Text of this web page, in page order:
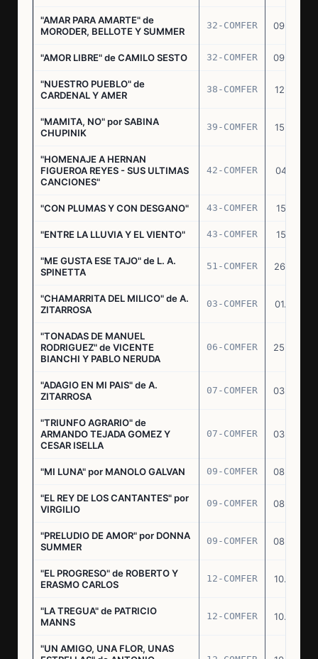
"AMAR PARA AMARTE" de
MORODER, BELLOTE Y SUMMER
32-COMFER 09.09.76
"AMOR LIBRE" de CAMILO SESTO 32-COMFER 09.09.76
"NUESTRO PUEBLO" de
CARDENAL Y AMER
38-COMFER 12.10.76
"MAMITA, NO" por SABINA
CHUPINIK
39-COMFER 15.10.76
"HOMENAJE A HERNAN
FIGUEROA REYES - SUS ULTIMAS
CANCIONES"
42-COMFER 04.11.76
"CON PLUMAS Y CON DESGANO" 43-COMFER 15.11.76
"ENTRE LA LLUVIA Y EL VIENTO" 43-COMFER 15.11.76
"ME GUSTA ESE TAJO" de L. A.
SPINETTA
51-COMFER 26.12.76
"CHAMARRITA DEL MILICO" de A.
ZITARROSA
03-COMFER 01.02.77
"TONADAS DE MANUEL
RODRIGUEZ" de VICENTE
BIANCHI Y PABLO NERUDA
06-COMFER 25.02.77
"ADAGIO EN MI PAIS" de A.
ZITARROSA
07-COMFER 03.03.77
"TRIUNFO AGRARIO" de
ARMANDO TEJADA GOMEZ Y
CESAR ISELLA
07-COMFER 03.03.77
"MI LUNA" por MANOLO GALVAN 09-COMFER 08.03.77
"EL REY DE LOS CANTANTES" por
VIRGILIO
09-COMFER 08.03.77
"PRELUDIO DE AMOR" por DONNA
SUMMER
09-COMFER 08.03.77
"EL PROGRESO" de ROBERTO Y
ERASMO CARLOS
12-COMFER 10.03.77
"LA TREGUA" de PATRICIO
MANNS
12-COMFER 10.03.77
"UN AMIGO, UNA FLOR, UNAS